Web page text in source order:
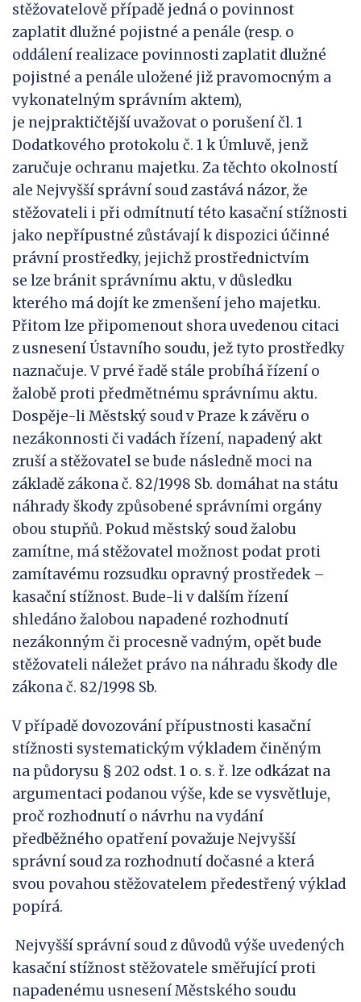
stěžovatelově případě jedná o povinnost
zaplatit dlužné pojistné a penále (resp. o
oddálení realizace povinnosti zaplatit dlužné
pojistné a penále uložené již pravomocným a
vykonatelným správním aktem),
je nejpraktičtější uvažovat o porušení čl. 1
Dodatkového protokolu č. 1 k Úmluvě, jenž
zaručuje ochranu majetku. Za těchto okolností
ale Nejvyšší správní soud zastává názor, že
stěžovateli i při odmítnutí této kasační stížnosti
jako nepřípustné zůstávají k dispozici účinné
právní prostředky, jejichž prostřednictvím
se lze bránit správnímu aktu, v důsledku
kterého má dojít ke zmenšení jeho majetku.
Přitom lze připomenout shora uvedenou citaci
z usnesení Ústavního soudu, jež tyto prostředky
naznačuje. V prvé řadě stále probíhá řízení o
žalobě proti předmětnému správnímu aktu.
Dospěje-li Městský soud v Praze k závěru o
nezákonnosti či vadách řízení, napadený akt
zruší a stěžovatel se bude následně moci na
základě zákona č. 82/1998 Sb. domáhat na státu
náhrady škody způsobené správními orgány
obou stupňů. Pokud městský soud žalobu
zamítne, má stěžovatel možnost podat proti
zamítavému rozsudku opravný prostředek –
kasační stížnost. Bude-li v dalším řízení
shledáno žalobou napadené rozhodnutí
nezákonným či procesně vadným, opět bude
stěžovateli náležet právo na náhradu škody dle
zákona č. 82/1998 Sb.
V případě dovozování přípustnosti kasační
stížnosti systematickým výkladem činěným
na půdorysu § 202 odst. 1 o. s. ř. lze odkázat na
argumentaci podanou výše, kde se vysvětluje,
proč rozhodnutí o návrhu na vydání
předběžného opatření považuje Nejvyšší
správní soud za rozhodnutí dočasné a která
svou povahou stěžovatelem předestřený výklad
popírá.
Nejvyšší správní soud z důvodů výše uvedených
kasační stížnost stěžovatele směřující proti
napadenému usnesení Městského soudu